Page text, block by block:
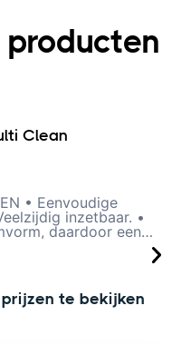
Clean
• Eenvoudige
inzetbaar. •
daardoor een
• Reinigt diep in de
voor kunststof, rubber,
strepen. • Laat
OMSCHRIJVING
te bekijken